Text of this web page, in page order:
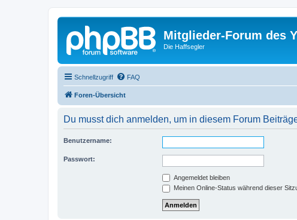
Mitglieder-Forum des
Die Haffsegler
Schnellzugriff FAQ
Foren-Übersicht
Du musst dich anmelden, um in diesem Forum
Benutzername:
Passwort:
Angemeldet bleiben
Meinen Online-Status während dieser